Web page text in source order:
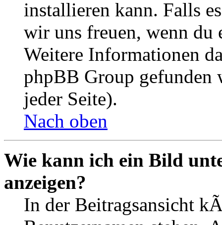
installieren kann. Falls
wir uns freuen, wenn
Weitere Informationen
phpBB Group gefunden
jeder Seite).
Nach oben
Wie kann ich ein Bild
anzeigen?
In der Beitragsansicht